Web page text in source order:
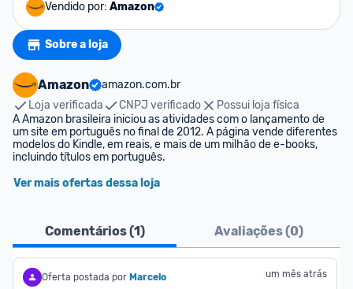
Vendido por: Amazon
Sobre a loja
Amazon
amazon.com.br
Loja verificada
CNPJ verificado
Possui loja física
A Amazon brasileira iniciou as atividades com o lançamento de
um site em português no final de 2012. A página vende diferentes
modelos do Kindle, em reais, e mais de um milhão de e-books,
incluindo títulos em português.
Ver mais ofertas dessa loja
Comentários (1) Avaliações (0)
Oferta postada por Marcelo um mês atrás